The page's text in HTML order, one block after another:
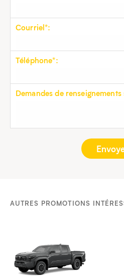
Courriel*:
Téléphone*:
Demandes de
AUTRES PROMOTIONS